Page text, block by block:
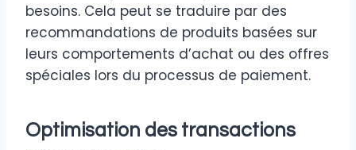
besoins. Cela peut se traduire par des
recommandations de produits basées sur
leurs comportements d’achat ou des offres
spéciales lors du processus de paiement.
Optimisation des transactions